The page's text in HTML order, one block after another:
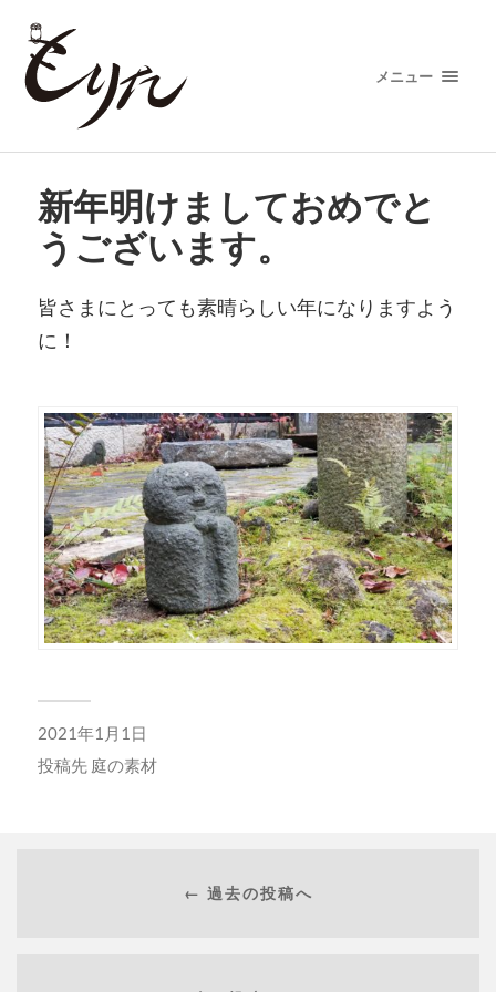
メニュー
新年明けましておめでと
うございます。
皆さまにとっても素晴らしい年になりますよう
に！
2021年1月1日
投稿先 庭の素材
← 過去の投稿へ